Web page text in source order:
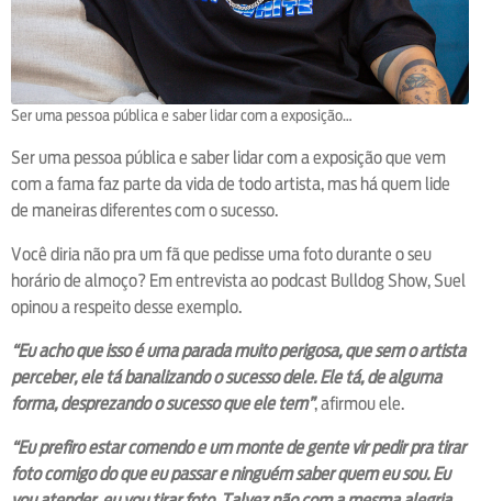
Ser uma pessoa pública e saber lidar com a exposição…
Ser uma pessoa pública e saber lidar com a exposição que vem
com a fama faz parte da vida de todo artista, mas há quem lide
de maneiras diferentes com o sucesso.
Você diria não pra um fã que pedisse uma foto durante o seu
horário de almoço? Em entrevista ao podcast Bulldog Show, Suel
opinou a respeito desse exemplo.
“Eu acho que isso é uma parada muito perigosa, que sem o artista
perceber, ele tá banalizando o sucesso dele. Ele tá, de alguma
forma, desprezando o sucesso que ele tem”, afirmou ele.
“Eu prefiro estar comendo e um monte de gente vir pedir pra tirar
foto comigo do que eu passar e ninguém saber quem eu sou. Eu